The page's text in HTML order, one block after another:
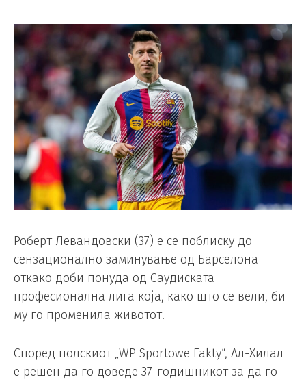
Роберт Левандовски (37) е се поблиску до
сензационално заминување од Барселона
откако доби понуда од Саудиската
професионална лига која, како што се вели, би
му го променила животот.
Според полскиот „WP Sportowe Fakty“, Ал-Хилал
е решен да го доведе 37-годишникот за да го